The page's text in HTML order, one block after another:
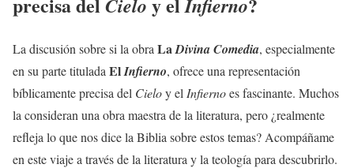
Cielo Infierno
La discusión sobre si la obra LaDivina Comedia, especialmente
en su parte titulada ElInfierno, ofrece una representación
bíblicamente precisa del Cieloy el Infiernoes fascinante. Muchos
la consideran una obra maestra de la literatura, pero ¿realmente
refleja lo que nos dice la Biblia sobre estos temas? Acompáñame
en este viaje a través de la literatura y la teología para descubrirlo.